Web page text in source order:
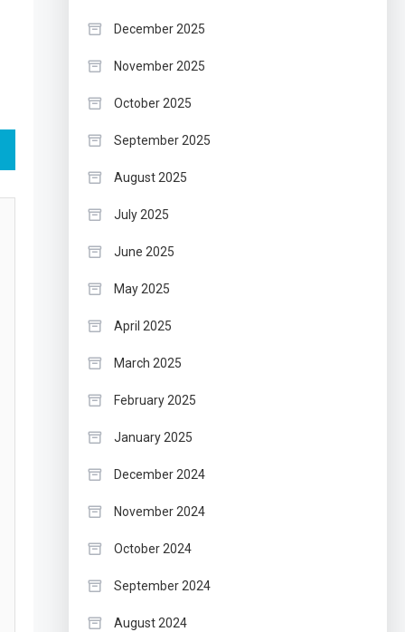
December 2025
November 2025
October 2025
September 2025
August 2025
July 2025
June 2025
May 2025
April 2025
March 2025
February 2025
January 2025
December 2024
November 2024
October 2024
September 2024
August 2024